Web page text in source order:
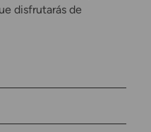
disfrutarás de